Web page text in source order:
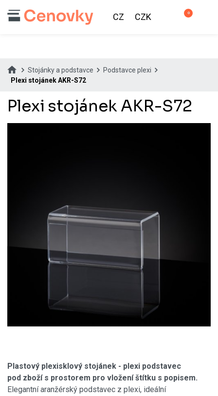
0
CZ CZK
Stojánky a podstavce
Podstavce plexi
Plexi stojánek AKR-S72
Plexi stojánek AKR-S72
Plastový plexisklový stojánek - plexi podstavec
pod zboží s prostorem pro vložení štítku s popisem.
Elegantní aranžérský podstavec z plexi, ideální